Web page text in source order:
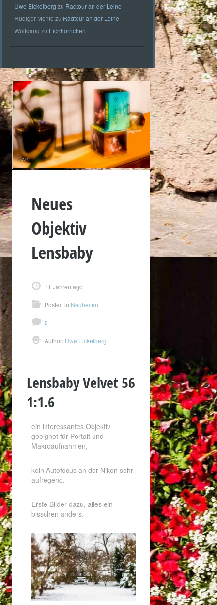
Uwe Eickelberg zu Radtour an der Leine
Rüdiger Mente zu Radtour an der Leine
Wolfgang zu Eichhörnchen
Neues
Objektiv
Lensbaby
11 Jahren ago
Posted in:Neuheiten
0
Author: Uwe Eickelberg
Lensbaby Velvet 56
1:1.6
ein interessantes Objektiv
geeignet für Portait und
Makroaufnahmen,
kein Autofocus an der Nikon sehr
aufregend.
Erste Bilder dazu, alles ein
bisschen anders.